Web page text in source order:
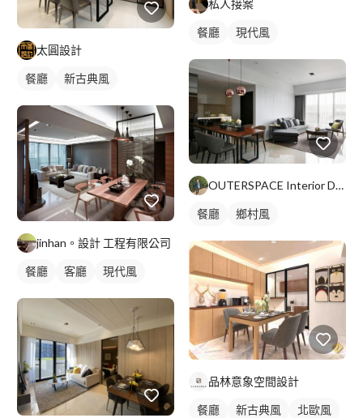
太圓設計
餐廳 新古典風
jinhan。設計 工程有限公司
餐廳 客廳 現代風
私人接案
餐廳 現代風
OUTERSPACE Interior Design
餐廳 鄉村風
品林意象空間設計
餐廳 新古典風 北歐風